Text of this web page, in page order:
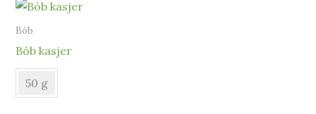
Bób
Bób kasjer
50 g